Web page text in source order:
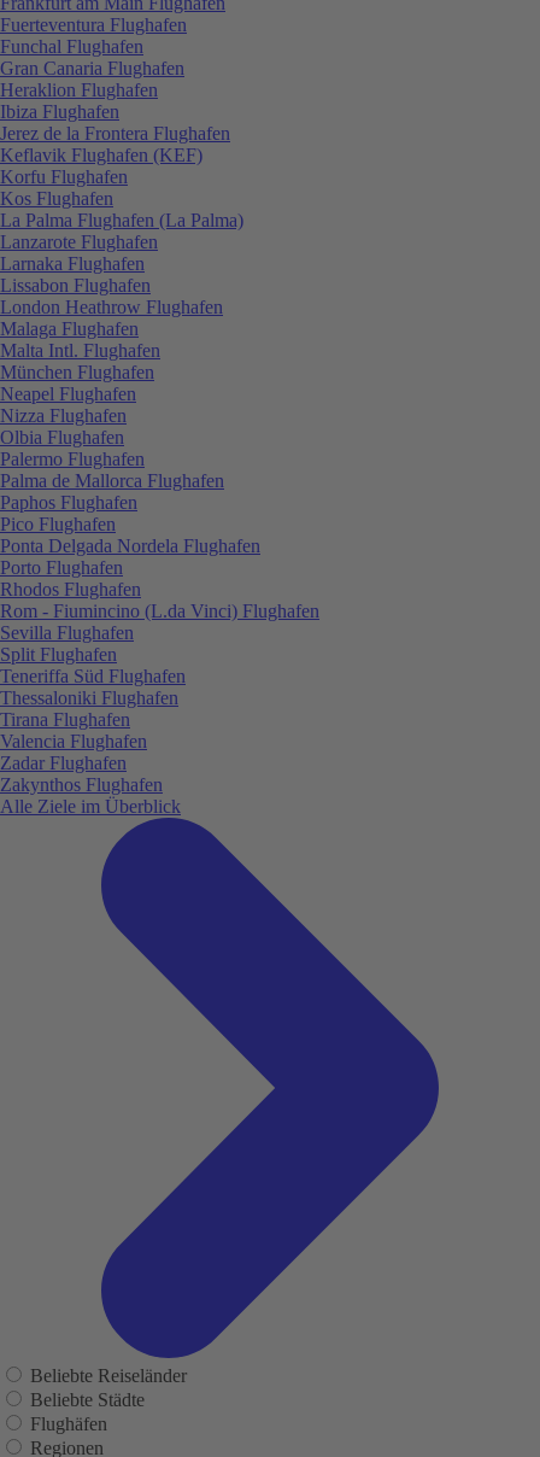
Fuerteventura Flughafen
Funchal Flughafen
Gran Canaria Flughafen
Heraklion Flughafen
Ibiza Flughafen
Jerez de la Frontera Flughafen
Keflavik Flughafen (KEF)
Korfu Flughafen
Kos Flughafen
La Palma Flughafen (La Palma)
Lanzarote Flughafen
Larnaka Flughafen
Lissabon Flughafen
London Heathrow Flughafen
Malaga Flughafen
Malta Intl. Flughafen
München Flughafen
Neapel Flughafen
Nizza Flughafen
Olbia Flughafen
Palermo Flughafen
Palma de Mallorca Flughafen
Paphos Flughafen
Pico Flughafen
Ponta Delgada Nordela Flughafen
Porto Flughafen
Rhodos Flughafen
Rom - Fiumincino (L.da Vinci) Flughafen
Sevilla Flughafen
Split Flughafen
Teneriffa Süd Flughafen
Thessaloniki Flughafen
Tirana Flughafen
Valencia Flughafen
Zadar Flughafen
Zakynthos Flughafen
Alle Ziele im Überblick
Beliebte Reiseländer
Beliebte Städte
Flughäfen
Regionen